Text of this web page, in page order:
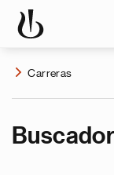
Carreras